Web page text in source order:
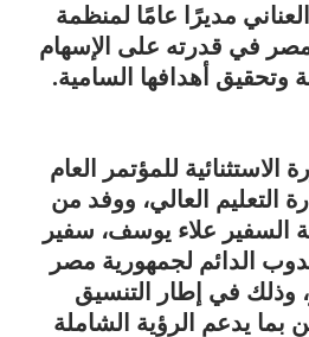
مديرًا عامًا لمنظمة
مصر في قدرته على الإسهام
وتحقيق أهدافها السامية.
للمؤتمر العام
التعليم العالي، ووفد من
السفير علاء يوسف، سفير
الدائم لجمهورية مصر
وذلك في إطار التنسيق
بما يدعم الرؤية الشاملة